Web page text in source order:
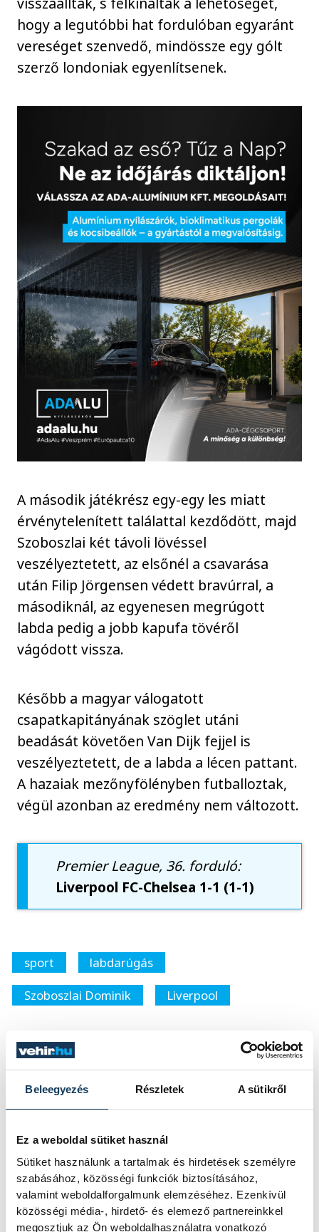
Beleegyezés Részletek A sütikről
Ez a weboldal sütiket használ
Sütiket használunk a tartalmak és hirdetések személyre
szabásához, közösségi funkciók biztosításához,
valamint weboldalforgalmunk elemzéséhez. Ezenkívül
közösségi média-, hirdető- és elemező partnereinkkel
megosztjuk az Ön weboldalhasználatra vonatkozó
hogy a legutóbbi hat fordulóban egyaránt
vereséget szenvedő, mindössze egy gólt
szerző londoniak egyenlítsenek.
A második játékrész egy-egy les miatt
érvénytelenített találattal kezdődött, majd
Szoboszlai két távoli lövéssel
veszélyeztetett, az elsőnél a csavarása
után Filip Jörgensen védett bravúrral, a
másodiknál, az egyenesen megrúgott
labda pedig a jobb kapufa tövéről
vágódott vissza.
Később a magyar válogatott
csapatkapitányának szöglet utáni
beadását követően Van Dijk fejjel is
veszélyeztetett, de a labda a lécen pattant.
A hazaiak mezőnyfölényben futballoztak,
végül azonban az eredmény nem változott.
Premier League, 36. forduló:
Liverpool FC-Chelsea 1-1 (1-1)
sport
labdarúgás
Szoboszlai Dominik
Liverpool
vehir.hu